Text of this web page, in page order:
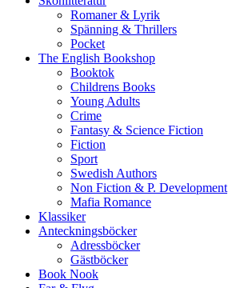
Romaner & Lyrik
Spänning & Thrillers
Pocket
The English Bookshop
Booktok
Childrens Books
Young Adults
Crime
Fantasy & Science Fiction
Fiction
Sport
Swedish Authors
Non Fiction & P. Development
Mafia Romance
Klassiker
Anteckningsböcker
Adressböcker
Gästböcker
Book Nook